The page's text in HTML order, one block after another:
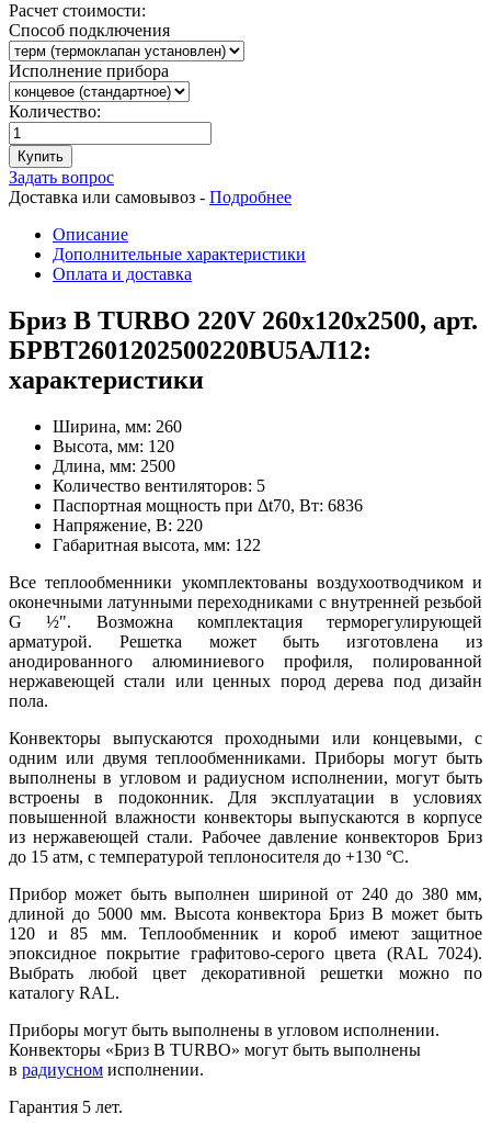
Расчет стоимости:
Способ подключения
Исполнение прибора
Количество:
Купить
Задать вопрос
Доставка или самовывоз - Подробнее
Описание
Дополнительные характеристики
Оплата и доставка
Бриз В TURBO 220V 260х120х2500, арт.
БРВТ2601202500220ВU5АЛ12:
характеристики
Ширина, мм: 260
Высота, мм: 120
Длина, мм: 2500
Количество вентиляторов: 5
Паспортная мощность при Δt70, Вт: 6836
Напряжение, В: 220
Габаритная высота, мм: 122
Все теплообменники укомплектованы воздухоотводчиком и
оконечными латунными переходниками с внутренней резьбой
G ½". Возможна комплектация терморегулирующей
арматурой. Решетка может быть изготовлена из
анодированного алюминиевого профиля, полированной
нержавеющей стали или ценных пород дерева под дизайн
пола.
Конвекторы выпускаются проходными или концевыми, с
одним или двумя теплообменниками. Приборы могут быть
выполнены в угловом и радиусном исполнении, могут быть
встроены в подоконник. Для эксплуатации в условиях
повышенной влажности конвекторы выпускаются в корпусе
из нержавеющей стали. Рабочее давление конвекторов Бриз
до 15 атм, с температурой теплоносителя до +130 °С.
Прибор может быть выполнен шириной от 240 до 380 мм,
длиной до 5000 мм. Высота конвектора Бриз В может быть
120 и 85 мм. Теплообменник и короб имеют защитное
эпоксидное покрытие графитово-серого цвета (RAL 7024).
Выбрать любой цвет декоративной решетки можно по
каталогу RAL.
Приборы могут быть выполнены в угловом исполнении.
Конвекторы «Бриз В TURBO» могут быть выполнены
в радиусном исполнении.
Гарантия 5 лет.